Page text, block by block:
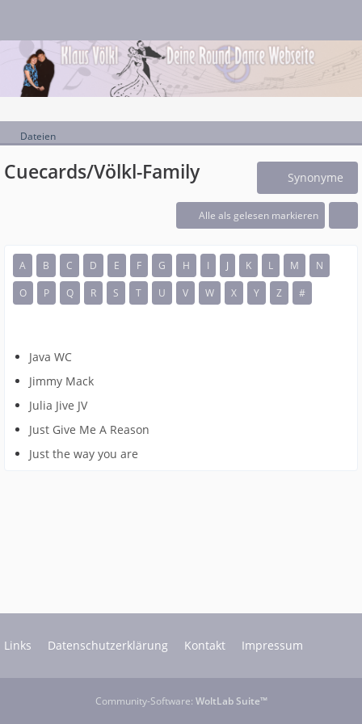
Dateien
Cuecards/Völkl-Family Synonyme
Alle als gelesen markieren
A B C D E F G H I J K L M
N
O
P Q R S T U V W X Y Z #
Java WC
Jimmy Mack
Julia Jive JV
Just Give Me A Reason
Just the way you are
Links Datenschutzerklärung Kontakt Impressum
Community-Software: WoltLab Suite™